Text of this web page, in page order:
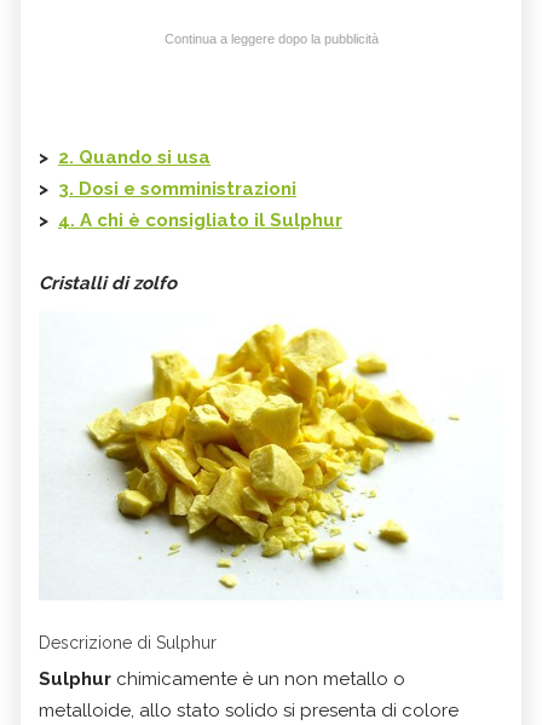
Continua a leggere dopo la pubblicità
> 2. Quando si usa
> 3. Dosi e somministrazioni
> 4. A chi è consigliato il Sulphur
Cristalli di zolfo
Descrizione di Sulphur
Sulphur chimicamente è un non metallo o
metalloide, allo stato solido si presenta di colore